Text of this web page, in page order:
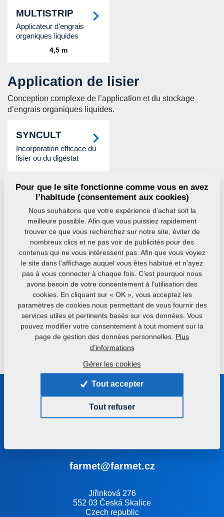
MULTISTRIP
Applicateur d'engrais
organiques liquides
4,5 m
Application de lisier
Conception complexe de l’application et du stockage
d’engrais organiques liquides.
SYNCULT
Incorporation efficace du
lisier ou du digestat
Réservoirs de dosage
Réservoirs d’engrais pour l’attelage aux machines de
travail du sol avec application d‘engrais.
FALCON FH
Trémie de dosage traînée
pour engrais ou
semences
FALCON HW
Semoir lourd
MICRO DRILL
Semer les cultures en un
seul passage
Restez en contact avec nous
Nous vous recommandons le choix correct de la machine
farmet@farmet.cz
Jiřinková 276
552 03 Česká Skalice
Czech republic
Pour que le site fonctionne comme vous en avez
l’habitude (consentement aux cookies)
Nous souhaitons que votre expérience d’achat soit la
meilleure possible. Afin que vous puissiez rapidement
trouver ce que vous recherchez sur notre site, éviter de
nombreux clics et ne pas voir de publicités pour des
contenus qui ne vous intéressent pas. Afin que vous voyiez
le site dans l’affichage auquel vous êtes habitué et n’ayez
pas à vous connecter à chaque fois. C’est pourquoi nous
avons besoin de votre consentement à l’utilisation des
cookies. En cliquant sur « OK », vous acceptez les
paramètres de cookies nous permettant de vous fournir des
services utiles et pertinents basés sur vos données. Vous
pouvez modifier votre consentement à tout moment sur la
page de gestion des données personnelles. Plus
d’informations
Gérer les cookies
Tout accepter
Tout refuser